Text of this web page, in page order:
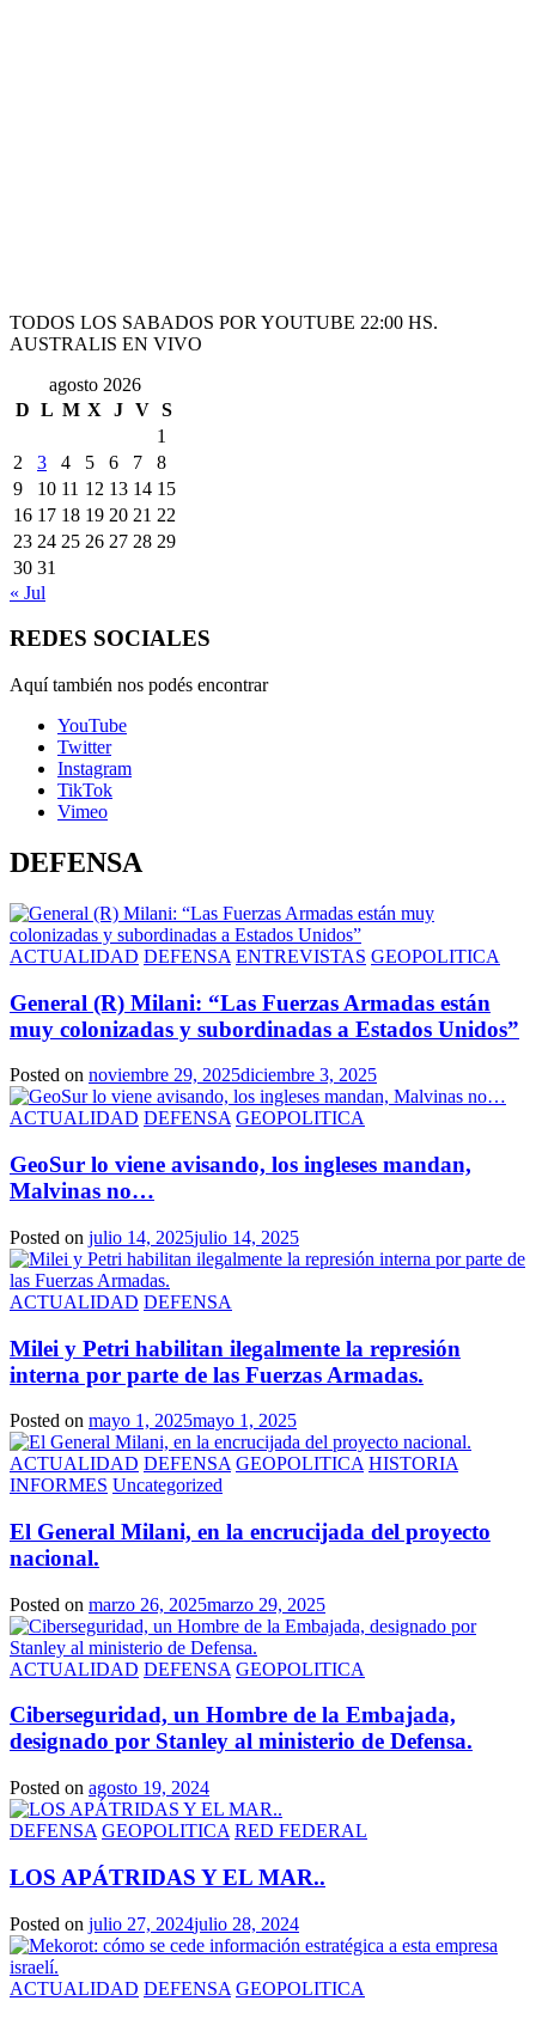
TODOS LOS SABADOS POR YOUTUBE 22:00 HS.
AUSTRALIS EN VIVO
agosto 2026
D L M X J V S
1
2
3 4 5 6 7
8
9
10 11 12 13 14 15
16 17 18 19 20 21 22
23 24 25 26 27 28 29
30 31
« Jul
REDES SOCIALES
Aquí también nos podés encontrar
YouTube
Twitter
Instagram
TikTok
Vimeo
DEFENSA
ACTUALIDAD DEFENSA ENTREVISTAS GEOPOLITICA
General (R) Milani: “Las Fuerzas Armadas están
muy colonizadas y subordinadas a Estados Unidos”
Posted on noviembre 29, 2025diciembre 3, 2025
ACTUALIDAD DEFENSA GEOPOLITICA
GeoSur lo viene avisando, los ingleses mandan,
Malvinas no…
Posted on julio 14, 2025julio 14, 2025
ACTUALIDAD DEFENSA
Milei y Petri habilitan ilegalmente la represión
interna por parte de las Fuerzas Armadas.
Posted on mayo 1, 2025mayo 1, 2025
ACTUALIDAD DEFENSA GEOPOLITICA HISTORIA
INFORMES Uncategorized
El General Milani, en la encrucijada del proyecto
nacional.
Posted on marzo 26, 2025marzo 29, 2025
ACTUALIDAD DEFENSA GEOPOLITICA
Ciberseguridad, un Hombre de la Embajada,
designado por Stanley al ministerio de Defensa.
Posted on agosto 19, 2024
DEFENSA GEOPOLITICA RED FEDERAL
LOS APÁTRIDAS Y EL MAR..
Posted on julio 27, 2024julio 28, 2024
ACTUALIDAD DEFENSA GEOPOLITICA